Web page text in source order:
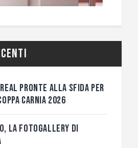
PRONTE ALLA SFIDA PER
CARNIA 2026
LA FOTOGALLERY DI